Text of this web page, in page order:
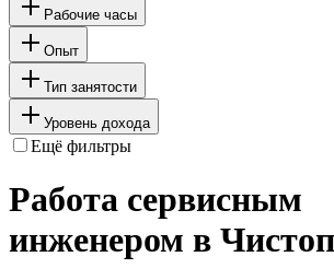
Рабочие часы
Опыт
Тип занятости
Уровень дохода
Ещё фильтры
Работа сервисным
инженером в